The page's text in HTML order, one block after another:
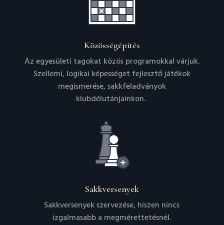
Közösségépítés
Az egyesületi tagokat közös programokkal várjuk.
Szellemi, logikai képességet fejlesztő játékok
megismerése, sakkfeladványok
klubdélutánjainkon.
Sakkversenyek
Sakkversenyek szervezése, hiszen nincs
izgalmasabb a megmérettetésnél.